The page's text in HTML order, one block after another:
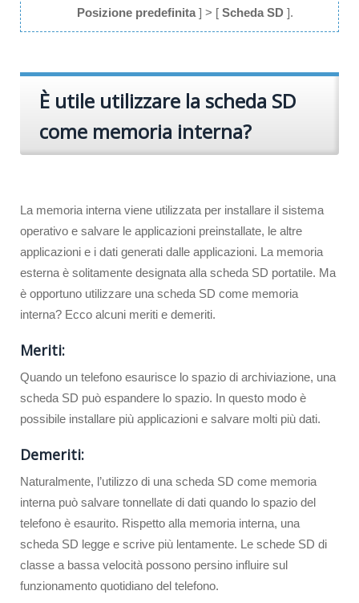
Posizione predefinita ] > [ Scheda SD ].
È utile utilizzare la scheda SD
come memoria interna?
La memoria interna viene utilizzata per installare il sistema
operativo e salvare le applicazioni preinstallate, le altre
applicazioni e i dati generati dalle applicazioni. La memoria
esterna è solitamente designata alla scheda SD portatile. Ma
è opportuno utilizzare una scheda SD come memoria
interna? Ecco alcuni meriti e demeriti.
Meriti:
Quando un telefono esaurisce lo spazio di archiviazione, una
scheda SD può espandere lo spazio. In questo modo è
possibile installare più applicazioni e salvare molti più dati.
Demeriti:
Naturalmente, l’utilizzo di una scheda SD come memoria
interna può salvare tonnellate di dati quando lo spazio del
telefono è esaurito. Rispetto alla memoria interna, una
scheda SD legge e scrive più lentamente. Le schede SD di
classe a bassa velocità possono persino influire sul
funzionamento quotidiano del telefono.